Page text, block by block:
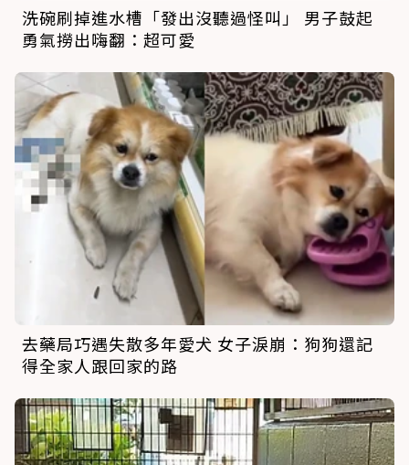
洗碗刷掉進水槽「發出沒聽過怪叫」 男子鼓起
勇氣撈出嗨翻：超可愛
去藥局巧遇失散多年愛犬 女子淚崩：狗狗還記
得全家人跟回家的路